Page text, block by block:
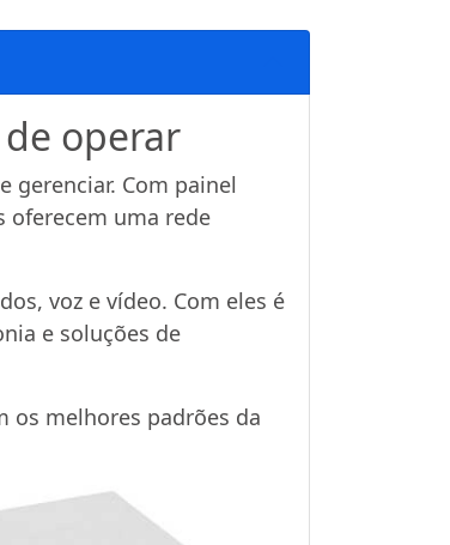
de operar
gerenciar. Com painel
oferecem uma rede
voz e vídeo. Com eles é
e soluções de
os melhores padrões da